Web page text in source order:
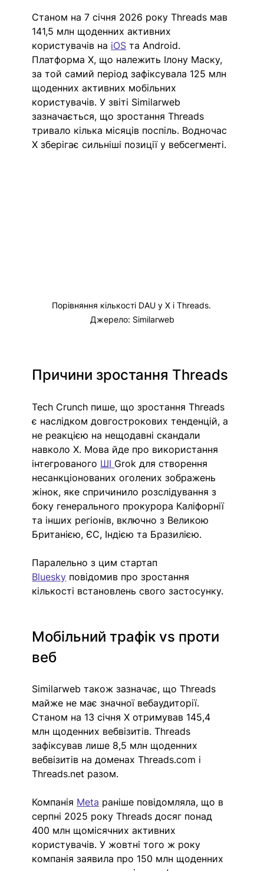
Станом на 7 січня 2026 року Threads мав
141,5 млн щоденних активних
користувачів на iOS та Android.
Платформа X, що належить Ілону Маску,
за той самий період зафіксувала 125 млн
щоденних активних мобільних
користувачів. У звіті Similarweb
зазначається, що зростання Threads
тривало кілька місяців поспіль. Водночас
X зберігає сильніші позиції у вебсегменті.
Порівняння кількості DAU у X і Threads.
Джерело: Similarweb
Причини зростання Threads
Tech Crunch пише, що зростання Threads
є наслідком довгострокових тенденцій, а
не реакцією на нещодавні скандали
навколо X. Мова йде про використання
інтегрованого ШІ Grok для створення
несанкціонованих оголених зображень
жінок, яке спричинило розслідування з
боку генерального прокурора Каліфорнії
та інших регіонів, включно з Великою
Британією, ЄС, Індією та Бразилією.
Паралельно з цим стартап
Bluesky повідомив про зростання
кількості встановлень свого застосунку.
Мобільний трафік vs проти
веб
Similarweb також зазначає, що Threads
майже не має значної вебаудиторії.
Станом на 13 січня X отримував 145,4
млн щоденних вебвізитів. Threads
зафіксував лише 8,5 млн щоденних
вебвізитів на доменах Threads.com і
Threads.net разом.
Компанія Meta раніше повідомляла, що в
серпні 2025 року Threads досяг понад
400 млн щомісячних активних
користувачів. У жовтні того ж року
компанія заявила про 150 млн щоденних